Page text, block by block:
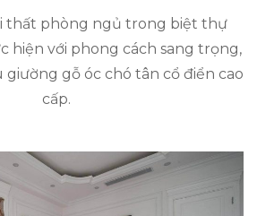
thất phòng ngủ trong biệt thự
hiện với phong cách sang trọng,
giường gỗ óc chó tân cổ điển cao
cấp.